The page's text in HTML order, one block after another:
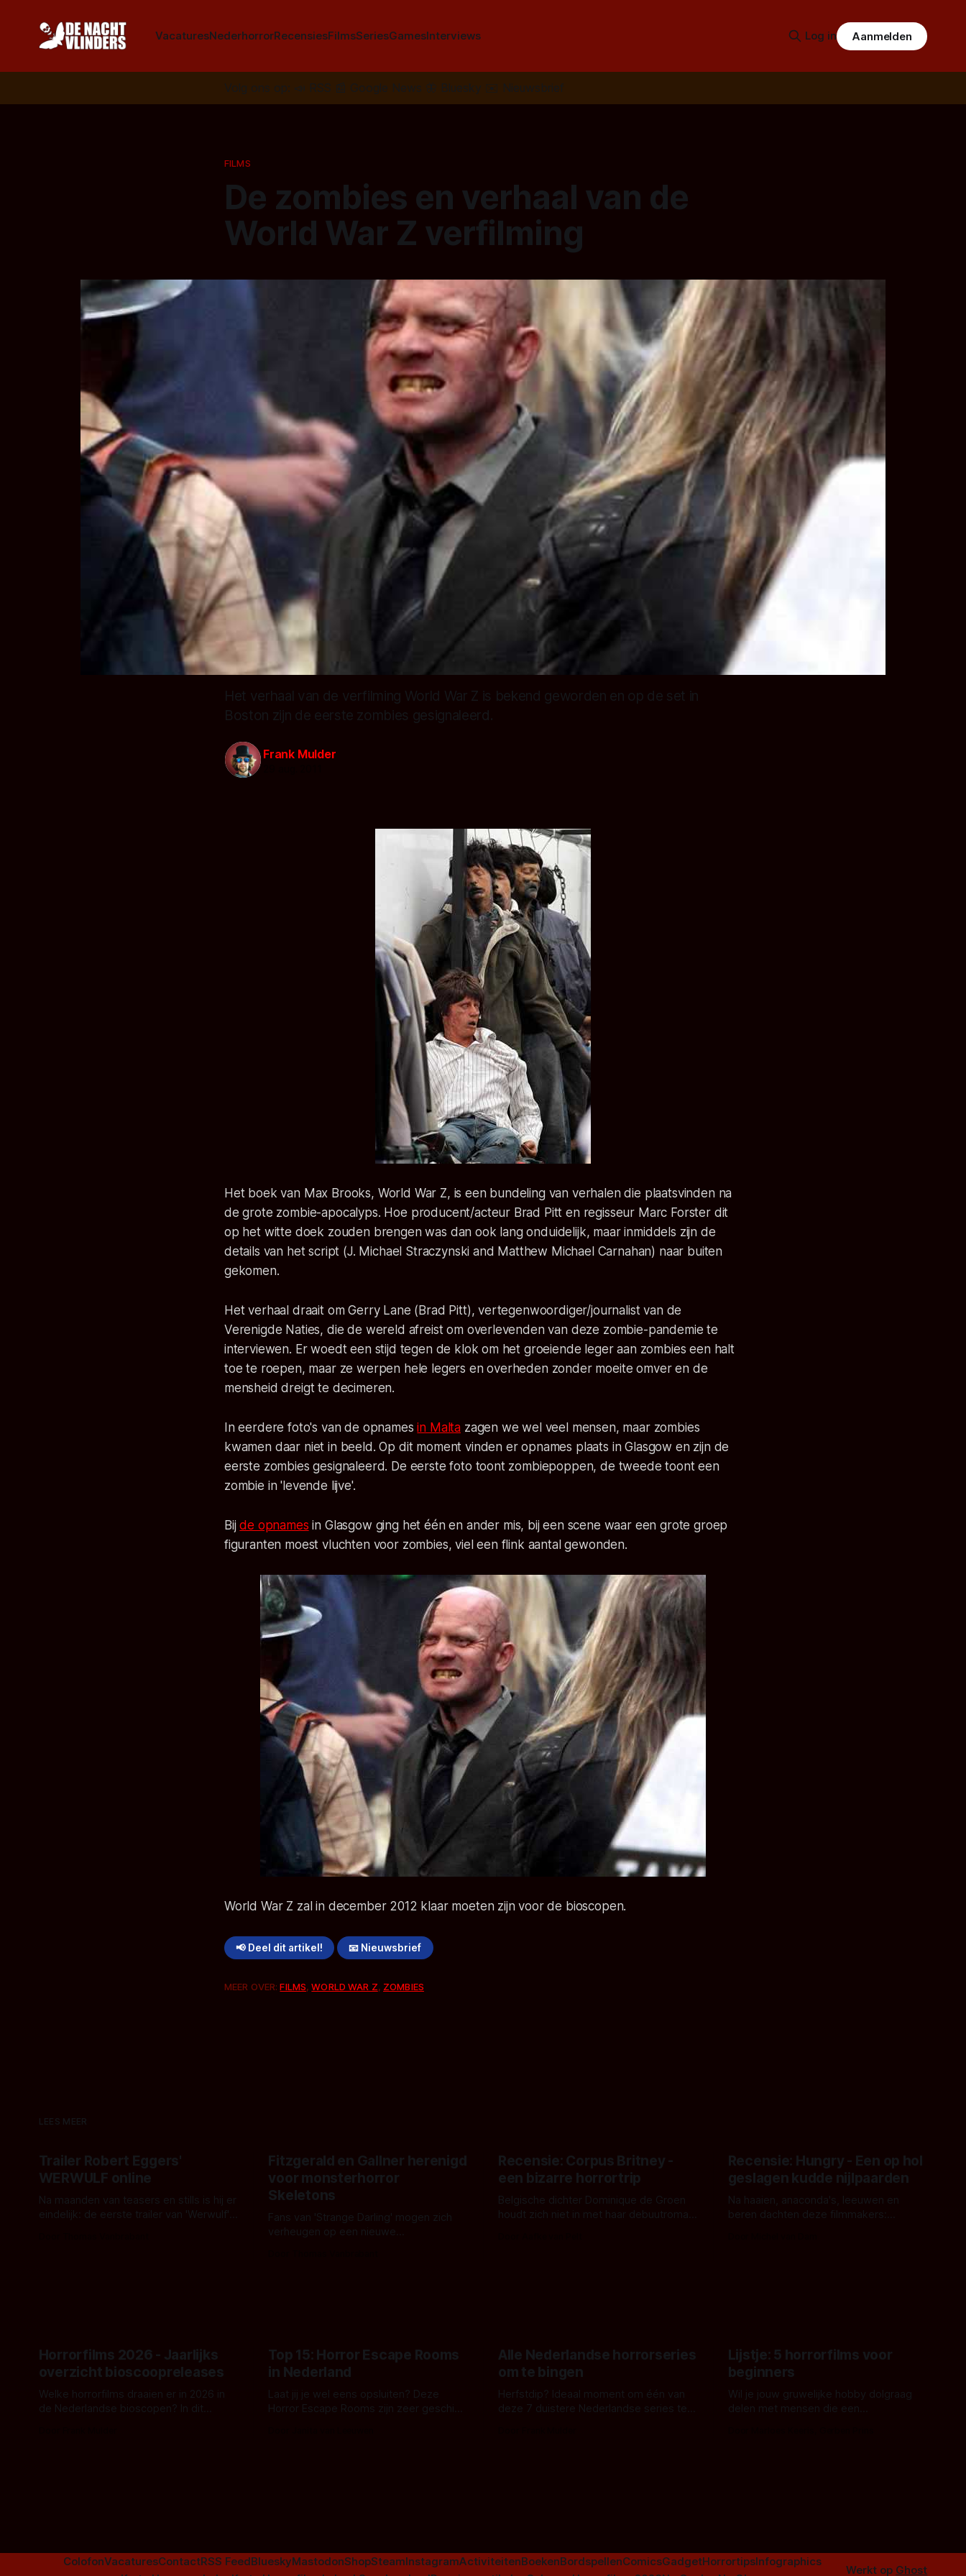
VacaturesNederhorrorRecensiesFilmsSeriesGamesInterviews Log in Aanmelden
Volg ons op: 📣 RSS 📰 Google News 🦋 Bluesky ✉️ Nieuwsbrief
FILMS
De zombies en verhaal van de
World War Z verfilming
Het verhaal van de verfilming World War Z is bekend geworden en op de set in
Boston zijn de eerste zombies gesignaleerd.
Frank Mulder
Het boek van Max Brooks, World War Z, is een bundeling van verhalen die plaatsvinden na
de grote zombie-apocalyps. Hoe producent/acteur Brad Pitt en regisseur Marc Forster dit
op het witte doek zouden brengen was dan ook lang onduidelijk, maar inmiddels zijn de
details van het script (J. Michael Straczynski and Matthew Michael Carnahan) naar buiten
gekomen.
Het verhaal draait om Gerry Lane (Brad Pitt), vertegenwoordiger/journalist van de
Verenigde Naties, die de wereld afreist om overlevenden van deze zombie-pandemie te
interviewen. Er woedt een stijd tegen de klok om het groeiende leger aan zombies een halt
toe te roepen, maar ze werpen hele legers en overheden zonder moeite omver en de
mensheid dreigt te decimeren.
In eerdere foto's van de opnamesin Malta zagen we wel veel mensen, maar zombies
kwamen daar niet in beeld. Op dit moment vinden er opnames plaats in Glasgow en zijn de
eerste zombies gesignaleerd. De eerste foto toont zombiepoppen, de tweede toont een
zombie in 'levende lijve'.
Bijde opnames in Glasgow ging het één en ander mis, bij een scene waar een grote groep
figuranten moest vluchten voor zombies, viel een flink aantal gewonden.
World War Z zal in december 2012 klaar moeten zijn voor de bioscopen.
📢 Deel dit artikel! 📧 Nieuwsbrief
MEER OVER:FILMS,WORLD WAR Z, ZOMBIES
LEES MEER
Trailer Robert Eggers'
WERWULF online
Na maanden van teasers en stills is hij er
eindelijk: de eerste trailer van 'Werwulf'.
Fitzgerald en Gallner herenigd
voor monsterhorror
Skeletons
Fans van 'Strange Darling' mogen zich
verheugen op een nieuwe
Recensie: Corpus Britney -
een bizarre horrortrip
Belgische dichter Dominique de Groen
houdt zich niet in met haar debuutroman.
Recensie: Hungry - Een op hol
geslagen kudde nijlpaarden
Na haaien, anaconda's, leeuwen en
beren dachten deze filmmakers:
Horrorfilms 2026 - Jaarlijks
overzicht bioscoopreleases
Welke horrorfilms draaien er in 2026 in
de Nederlandse bioscopen? In dit
Top 15: Horror Escape Rooms
in Nederland
Laat jij je wel eens opsluiten? Deze
Horror Escape Rooms zijn zeer geschikt
Alle Nederlandse horrorseries
om te bingen
Herfstdip? Ideaal moment om één van
deze 7 duistere Nederlandse series te
Lijstje: 5 horrorfilms voor
beginners
Wil je jouw gruwelijke hobby dolgraag
delen met mensen die een
ColofonVacaturesContactRSS FeedBlueskyMastodonShopSteamInstagramActiviteitenBoekenBordspellenComicsGadgetHorrortipsInfographics
Werkt op Ghost